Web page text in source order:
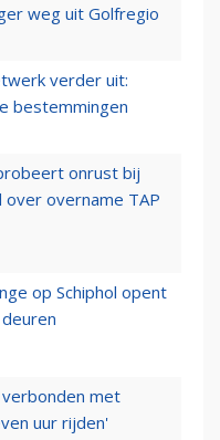
weg uit Golfregio
verder uit:
bestemmingen
onrust bij
overname TAP
op Schiphol opent
verbonden met
uur rijden'